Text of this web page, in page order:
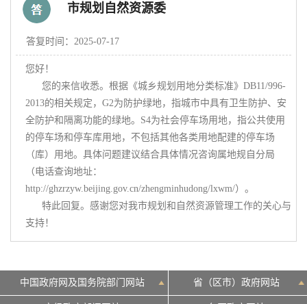
决策公开
政务服务
个人服务 法人服务 部门服务
便民服务 利企服务 投资项目
中介服务 阳光政务
政民互动
12345网上接诉即办 我要咨询 我要建议
市规划自然资源委
答复时间：2025-07-17
您好！
2013的相关规定，G2为防护绿地，指城市中具有卫生防护、安
全防护和隔离功能的绿地。S4为社会停车场用地，指公共使用
的停车场和停车库用地，不包括其他各类用地配建的停车场
（库）用地。具体问题建议结合具体情况咨询属地规自分局
（电话查询地址：
http://ghzrzyw.beijing.gov.cn/zhengminhudong/lxwm/）。
支持！
中国政府网及国务院部门网站 省（区市）政府网站